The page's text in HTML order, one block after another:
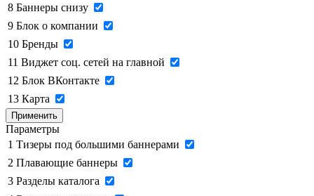
8 Баннеры снизу
9 Блок о компании
10 Бренды
11 Виджет соц. сетей на главной
12 Блок ВКонтакте
13 Карта
Применить
Параметры
1 Тизеры под большими баннерами
2 Плавающие баннеры
3 Разделы каталога